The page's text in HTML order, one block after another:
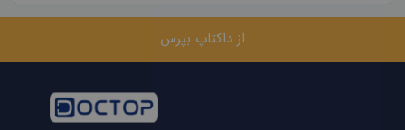
از داکتاپ بپرس